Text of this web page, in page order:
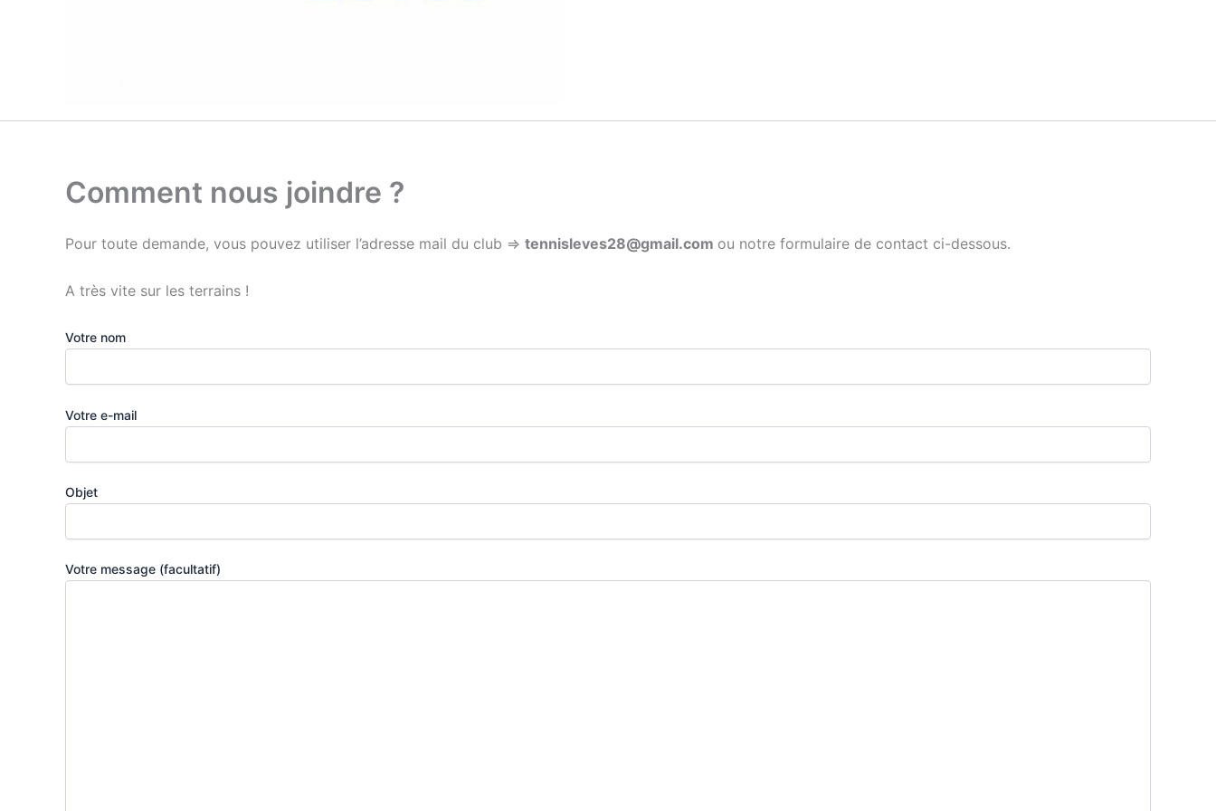
Comment nous joindre ?
Pour toute demande, vous pouvez utiliser l’adresse mail du club => tennisleves28@gmail.com ou notre formulaire de contact ci-dessous.
A très vite sur les terrains !
Votre nom
Votre e-mail
Objet
Votre message (facultatif)